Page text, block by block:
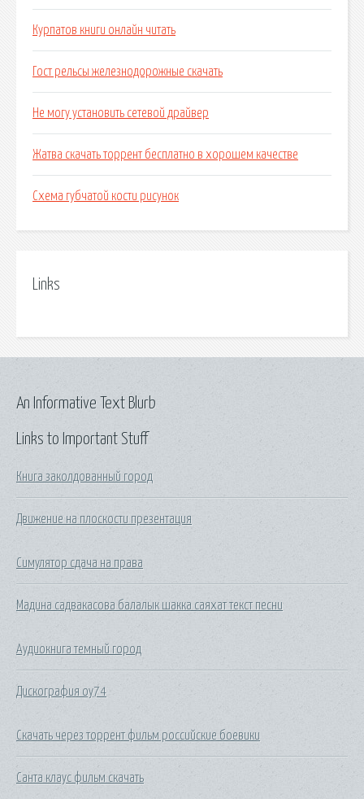
Курпатов книги онлайн читать
Гост рельсы железнодорожные скачать
Не могу установить сетевой драйвер
Жатва скачать торрент бесплатно в хорошем качестве
Схема губчатой кости рисунок
Links
Links to Important Stuff
Книга заколдованный город
Движение на плоскости презентация
Симулятор сдача на права
Мадина садвакасова балалык шакка саяхат текст песни
Аудиокнига темный город
Дискография оу74
Скачать через торрент фильм российские боевики
Санта клаус фильм скачать
An Informative Text Blurb